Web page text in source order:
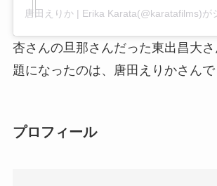
杏さんの旦那さんだった東出昌大
題になったのは、唐田えりかさんで
プロフィール